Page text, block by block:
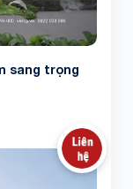
sang trọng